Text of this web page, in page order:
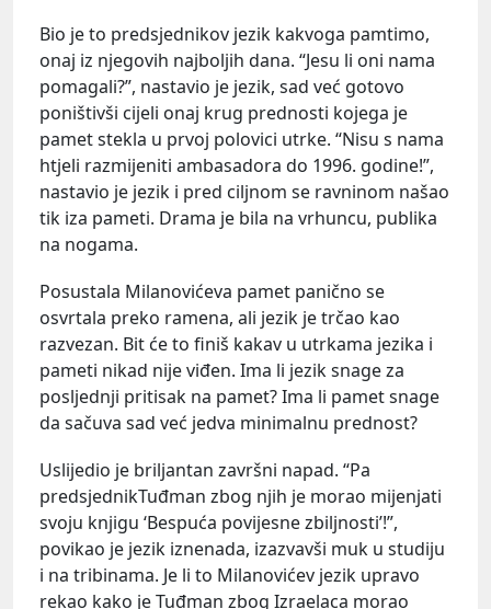
Bio je to predsjednikov jezik kakvoga pamtimo,
onaj iz njegovih najboljih dana. “Jesu li oni nama
pomagali?”, nastavio je jezik, sad već gotovo
poništivši cijeli onaj krug prednosti kojega je
pamet stekla u prvoj polovici utrke. “Nisu s nama
htjeli razmijeniti ambasadora do 1996. godine!”,
nastavio je jezik i pred ciljnom se ravninom našao
tik iza pameti. Drama je bila na vrhuncu, publika
na nogama.
Posustala Milanovićeva pamet panično se
osvrtala preko ramena, ali jezik je trčao kao
razvezan. Bit će to finiš kakav u utrkama jezika i
pameti nikad nije viđen. Ima li jezik snage za
posljednji pritisak na pamet? Ima li pamet snage
da sačuva sad već jedva minimalnu prednost?
Uslijedio je briljantan završni napad. “Pa
predsjednikTuđman zbog njih je morao mijenjati
svoju knjigu ‘Bespuća povijesne zbiljnosti’!”,
povikao je jezik iznenada, izazvavši muk u studiju
i na tribinama. Je li to Milanovićev jezik upravo
rekao kako je Tuđman zbog Izraelaca morao